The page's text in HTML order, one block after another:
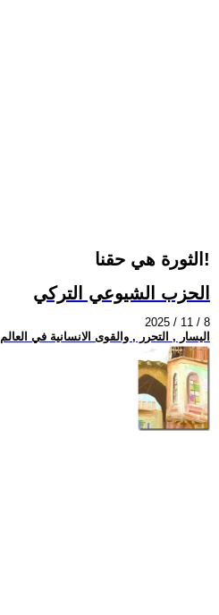
الثورة هي حقنا!
الحزب الشيوعي التركي
2025 / 11 / 8
اليسار , التحرر , والقوى الانسانية في العالم